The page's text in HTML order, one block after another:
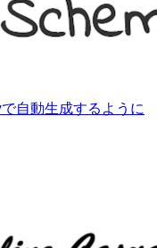
自動生成するように